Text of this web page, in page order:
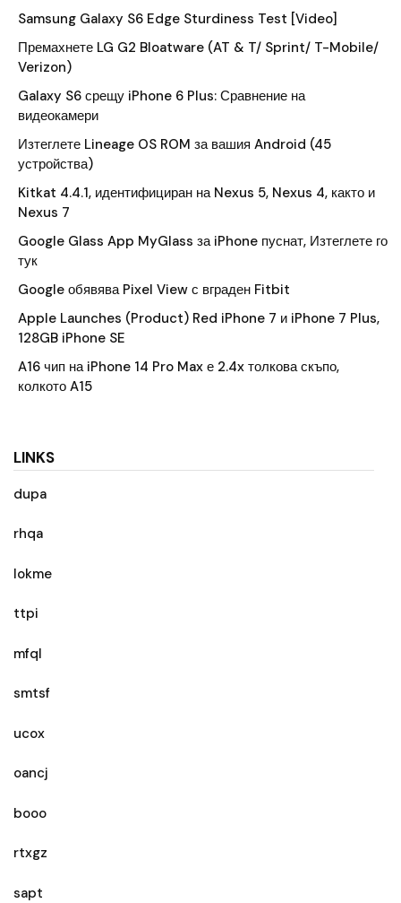
Samsung Galaxy S6 Edge Sturdiness Test [Video]
Премахнете LG G2 Bloatware (AT & T/ Sprint/ T-Mobile/
Verizon)
Galaxy S6 срещу iPhone 6 Plus: Сравнение на
видеокамери
Изтеглете Lineage OS ROM за вашия Android (45
устройства)
Kitkat 4.4.1, идентифициран на Nexus 5, Nexus 4, както и
Nexus 7
Google Glass App MyGlass за iPhone пуснат, Изтеглете го
тук
Google обявява Pixel View с вграден Fitbit
Apple Launches (Product) Red iPhone 7 и iPhone 7 Plus,
128GB iPhone SE
A16 чип на iPhone 14 Pro Max е 2.4x толкова скъпо,
колкото A15
LINKS
dupa
rhqa
lokme
ttpi
mfql
smtsf
ucox
oancj
booo
rtxgz
sapt